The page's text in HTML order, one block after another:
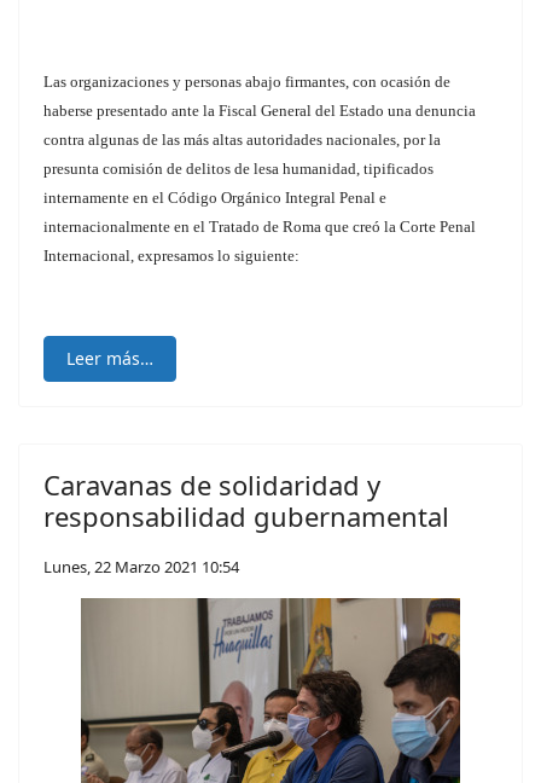
Las organizaciones y personas abajo firmantes, con ocasión de
haberse presentado ante la Fiscal General del Estado una denuncia
contra algunas de las más altas autoridades nacionales, por la
presunta comisión de delitos de lesa humanidad, tipificados
internamente en el Código Orgánico Integral Penal e
internacionalmente en el Tratado de Roma que creó la Corte Penal
Internacional, expresamos lo siguiente:
Leer más…
Caravanas de solidaridad y
responsabilidad gubernamental
Lunes, 22 Marzo 2021 10:54